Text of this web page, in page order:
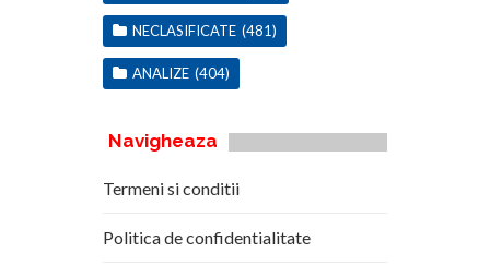
NECLASIFICATE (481)
ANALIZE (404)
Navigheaza
Termeni si conditii
Politica de confidentialitate